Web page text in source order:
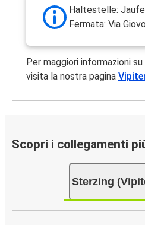
Haltestelle:
Fermata: Via Giovo
Per maggiori informazioni
visita la nostra pagina
Scopri i collegamenti
Sterzing